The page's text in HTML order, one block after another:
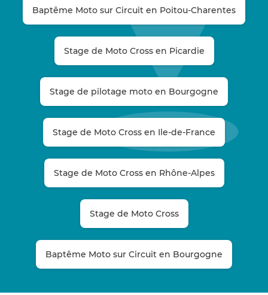
Baptême Moto sur Circuit en Poitou-Charentes
Stage de Moto Cross en Picardie
Stage de pilotage moto en Bourgogne
Stage de Moto Cross en Ile-de-France
Stage de Moto Cross en Rhône-Alpes
Stage de Moto Cross
Baptême Moto sur Circuit en Bourgogne